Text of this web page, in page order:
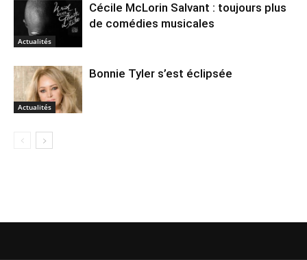
Actualités
Cécile McLorin Salvant : toujours plus
de comédies musicales
Actualités
Bonnie Tyler s’est éclipsée